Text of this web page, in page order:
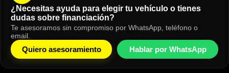
¿Necesitas ayuda para elegir tu vehículo o tienes
dudas sobre financiación?
Te asesoramos sin compromiso por WhatsApp, teléfono o
email.
Quiero asesoramiento Hablar por WhatsApp